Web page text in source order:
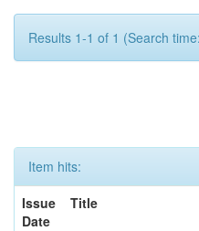
Results 1-1 of 1 (Search
Item hits:
Issue
Date
Title